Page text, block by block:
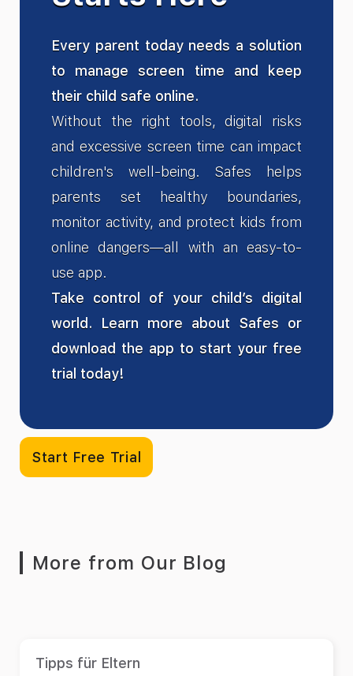
Every parent today needs a solution
to manage screen time and keep
their child safe online.
Without the right tools, digital risks
and excessive screen time can impact
children's well-being. Safes helps
parents set healthy boundaries,
monitor activity, and protect kids from
online dangers—all with an easy-to-
use app.
Take control of your child’s digital
world. Learn more about Safes or
download the app to start your free
trial today!
Start Free Trial
More from Our Blog
Tipps für Eltern